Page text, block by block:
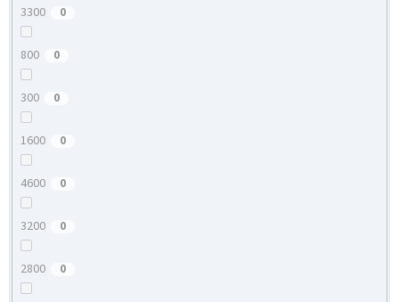
3300 0
800 0
300 0
1600 0
4600 0
3200 0
2800 0